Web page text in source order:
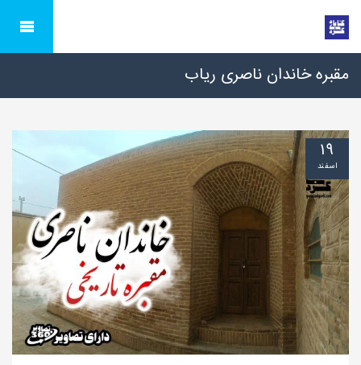
مقبره خاندان ناصری ریاب
۱۹
اسفند